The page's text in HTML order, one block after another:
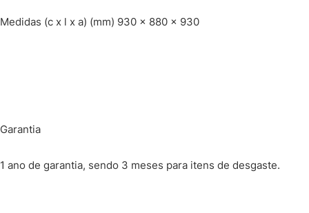
Medidas (c x l x a) (mm) 930 x 880 x 930
Garantia
1 ano de garantia, sendo 3 meses para itens de desgaste.